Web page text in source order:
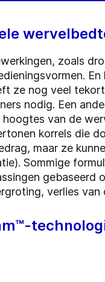
zoals
ze nog veel
nodig. Een
hoogtes van de
korrels die
maar ze
Sommige
gebaseerd
verlies